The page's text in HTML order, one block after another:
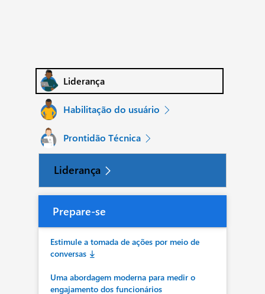
Liderança
Habilitação do usuário
Prontidão Técnica
Liderança
Prepare-se
Estimule a tomada de ações por meio de
conversas
Uma abordagem moderna para medir o
engajamento dos funcionários